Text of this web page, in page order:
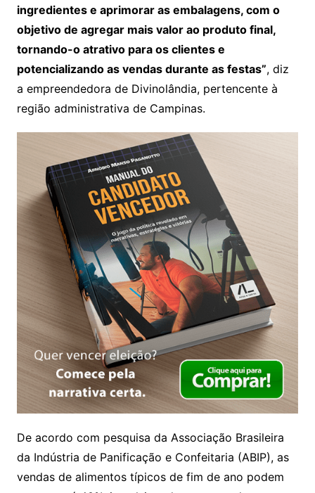
ingredientes e aprimorar as embalagens, com o
objetivo de agregar mais valor ao produto final,
tornando-o atrativo para os clientes e
potencializando as vendas durante as festas”, diz
a empreendedora de Divinolândia, pertencente à
região administrativa de Campinas.
De acordo com pesquisa da Associação Brasileira
da Indústria de Panificação e Confeitaria (ABIP), as
vendas de alimentos típicos de fim de ano podem